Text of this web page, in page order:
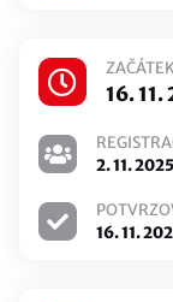
16. 11.
2. 11.
16. 11.